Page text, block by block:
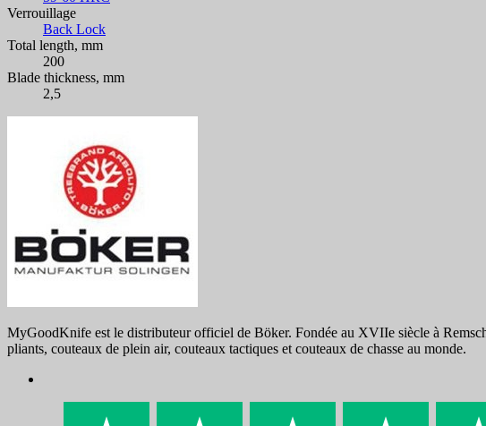
Verrouillage
Back Lock
Total length, mm
200
Blade thickness, mm
2,5
MyGoodKnife est le distributeur officiel de Böker. Fondée au XVIIe siècle à
pliants, couteaux de plein air, couteaux tactiques et couteaux de chasse au monde.